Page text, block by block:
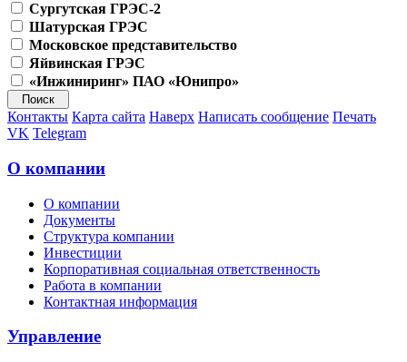
Сургутская ГРЭС-2
Шатурская ГРЭС
Московское представительство
Яйвинская ГРЭС
«Инжиниринг» ПАО «Юнипро»
Контакты Карта сайта Наверх Написать сообщение Печать
VK Telegram
О компании
О компании
Документы
Структура компании
Инвестиции
Корпоративная социальная ответственность
Работа в компании
Контактная информация
Управление